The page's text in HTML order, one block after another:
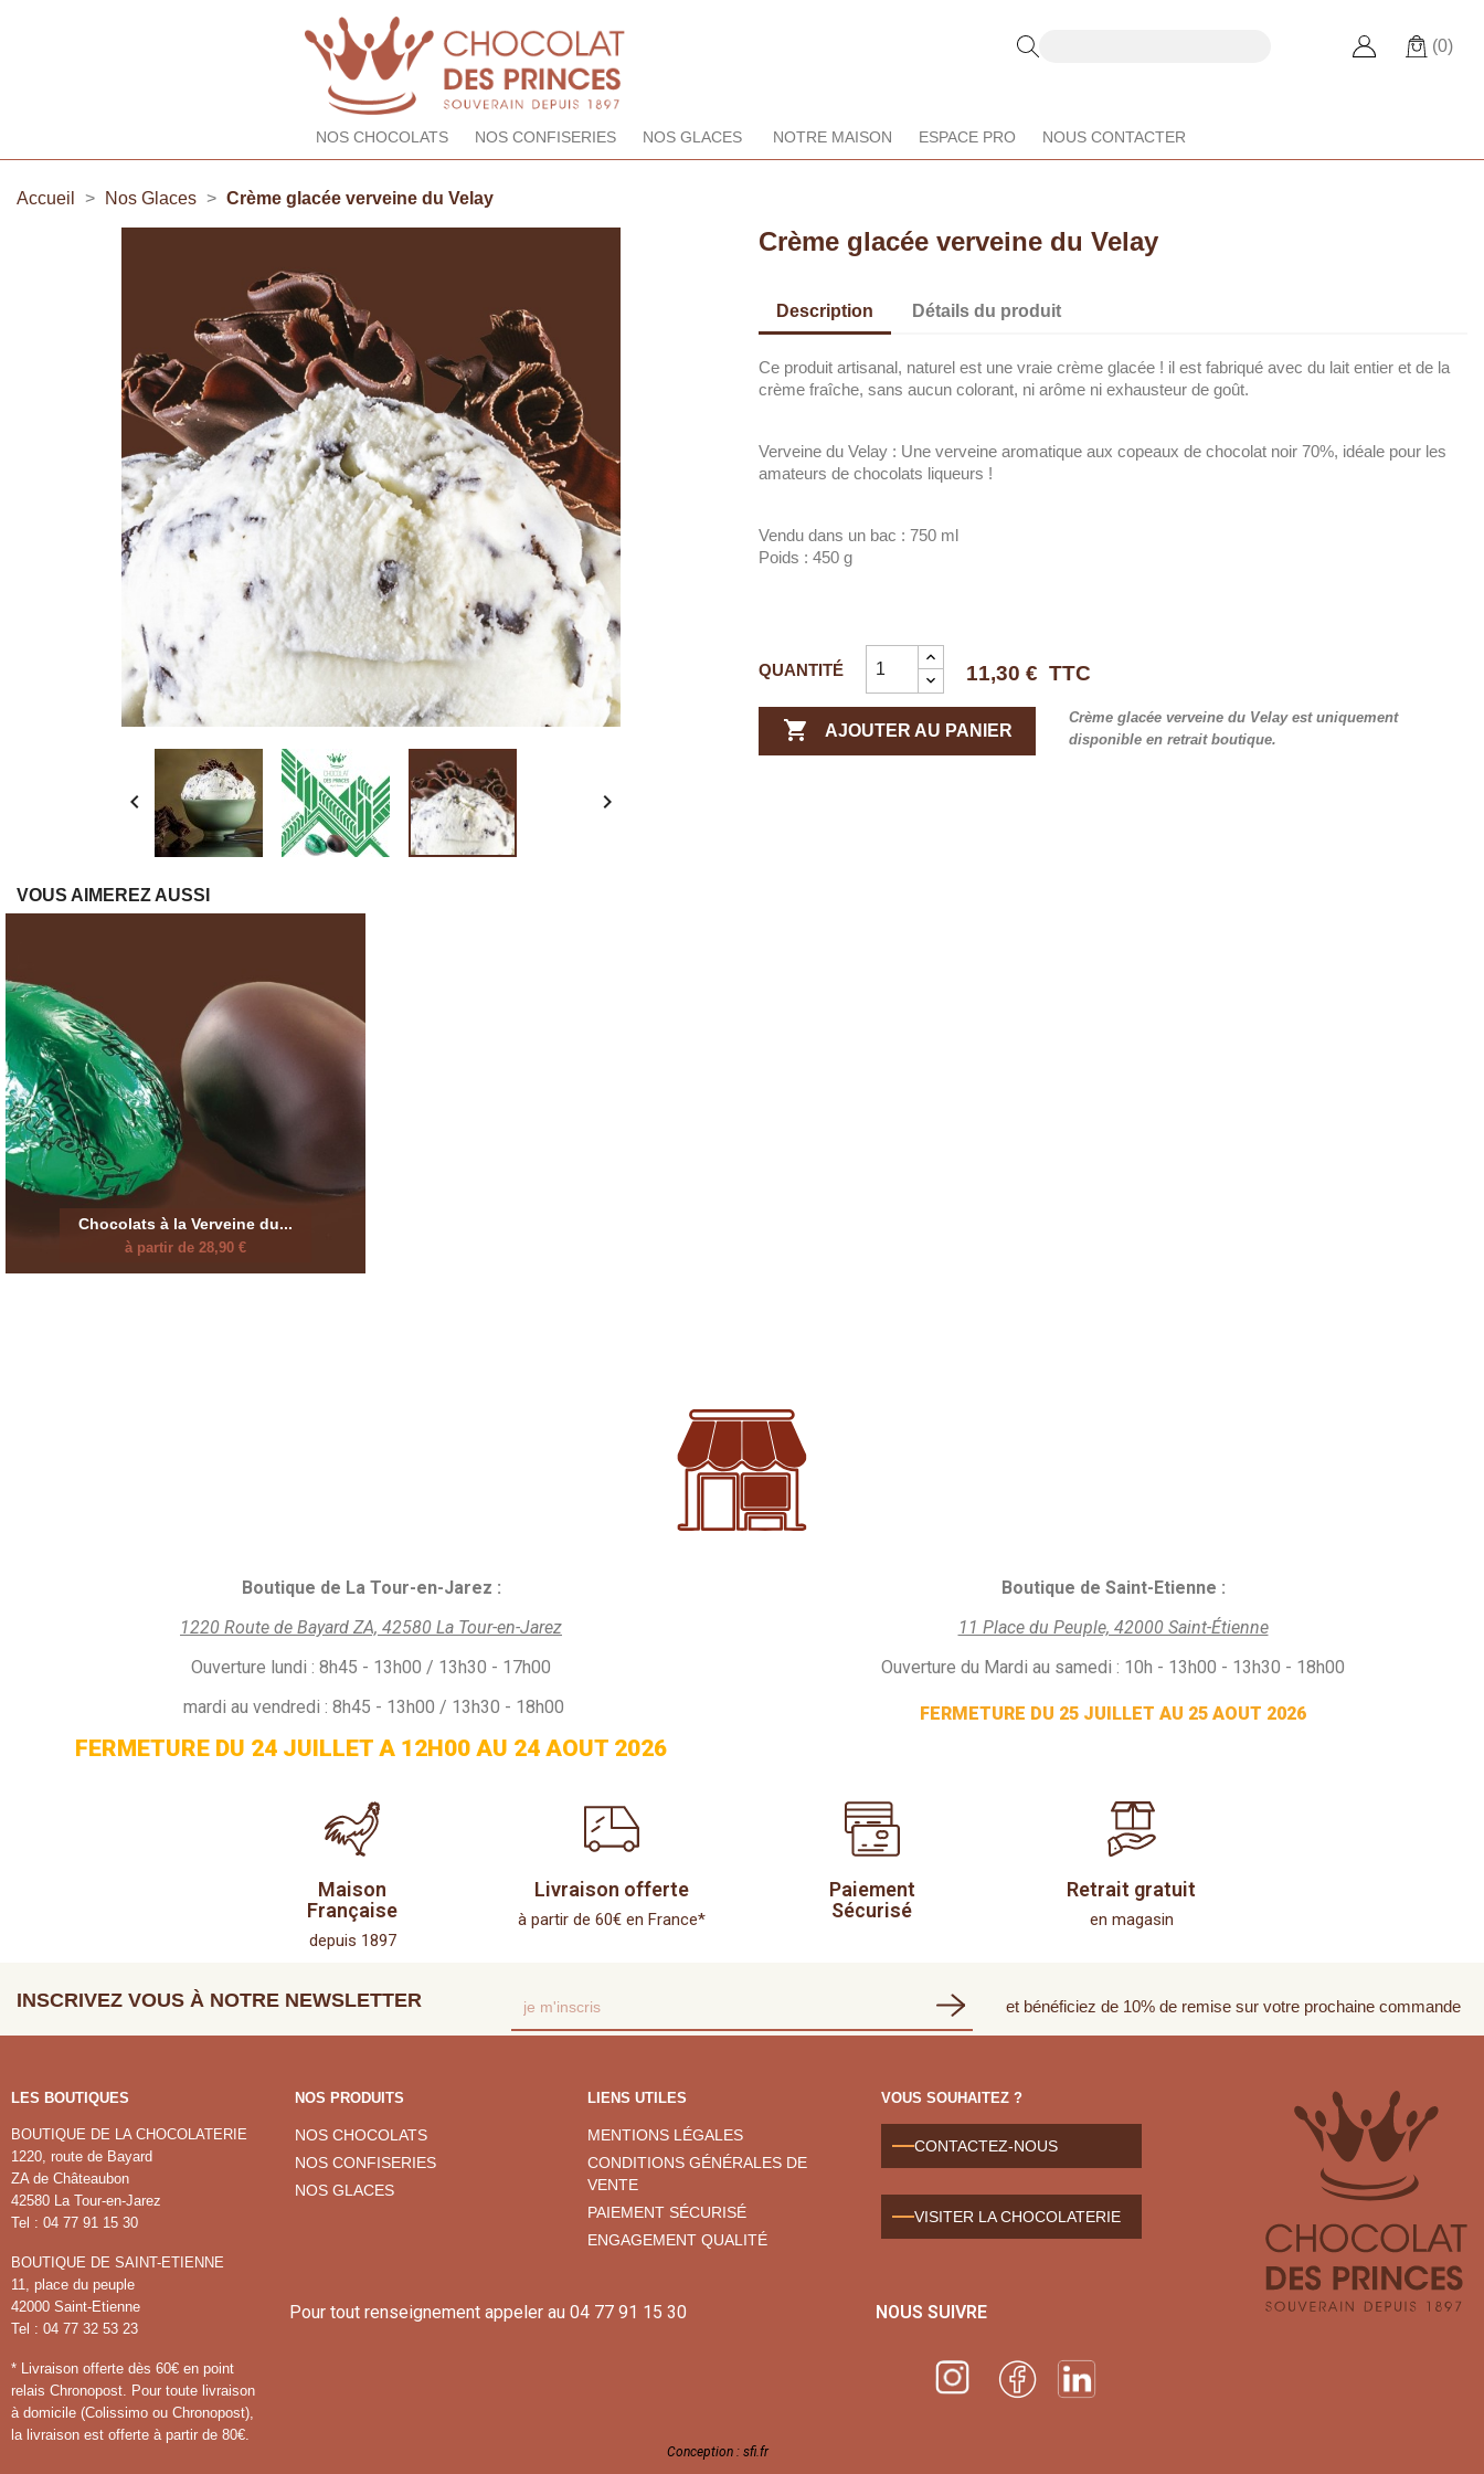
(0)
NOS CHOCOLATS NOS CONFISERIES NOS GLACES NOTRE MAISON ESPACE PRO NOUS CONTACTER
Accueil Nos Glaces Crème glacée verveine du Velay
 
Crème glacée verveine du Velay
Description Détails du produit
Ce produit artisanal, naturel est une vraie crème glacée ! il est fabriqué avec du lait entier et de la
crème fraîche, sans aucun colorant, ni arôme ni exhausteur de goût.
Verveine du Velay : Une verveine aromatique aux copeaux de chocolat noir 70%, idéale pour les
amateurs de chocolats liqueurs !
Vendu dans un bac : 750 ml
Poids : 450 g
QUANTITÉ 11,30 € TTC
 AJOUTER AU PANIER
Crème glacée verveine du Velay est uniquement
disponible en retrait boutique.
VOUS AIMEREZ AUSSI
Chocolats à la Verveine du...
à partir de 28,90 €
Boutique de La Tour-en-Jarez :
1220 Route de Bayard ZA, 42580 La Tour-en-Jarez
Ouverture lundi : 8h45 - 13h00 / 13h30 - 17h00
mardi au vendredi : 8h45 - 13h00 / 13h30 - 18h00
FERMETURE DU 24 JUILLET A 12H00 AU 24 AOUT 2026
Boutique de Saint-Etienne :
11 Place du Peuple, 42000 Saint-Étienne
Ouverture du Mardi au samedi : 10h - 13h00 - 13h30 - 18h00
FERMETURE DU 25 JUILLET AU 25 AOUT 2026
Maison
Française
depuis 1897
Livraison offerte
à partir de 60€ en France*
Paiement
Sécurisé
Retrait gratuit
en magasin
INSCRIVEZ VOUS À NOTRE NEWSLETTER et bénéficiez de 10% de remise sur votre prochaine commande
LES BOUTIQUES
BOUTIQUE DE LA CHOCOLATERIE
1220, route de Bayard
ZA de Châteaubon
42580 La Tour-en-Jarez
Tel : 04 77 91 15 30
BOUTIQUE DE SAINT-ETIENNE
11, place du peuple
42000 Saint-Etienne
Tel : 04 77 32 53 23
* Livraison offerte dès 60€ en point
relais Chronopost. Pour toute livraison
à domicile (Colissimo ou Chronopost),
la livraison est offerte à partir de 80€.
NOS PRODUITS
NOS CHOCOLATS
NOS CONFISERIES
NOS GLACES
LIENS UTILES
MENTIONS LÉGALES
CONDITIONS GÉNÉRALES DE
VENTE
PAIEMENT SÉCURISÉ
ENGAGEMENT QUALITÉ
VOUS SOUHAITEZ ?
CONTACTEZ-NOUS
VISITER LA CHOCOLATERIE
Pour tout renseignement appeler au 04 77 91 15 30 NOUS SUIVRE
Conception : sfi.fr